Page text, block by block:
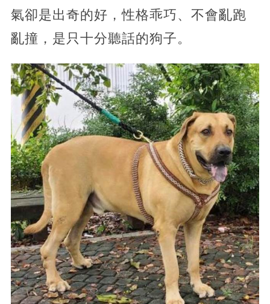
氣卻是出奇的好，性格乖巧、不會亂跑
亂撞，是只十分聽話的狗子。